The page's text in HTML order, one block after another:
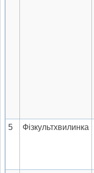
5 Фізкультхвилинка